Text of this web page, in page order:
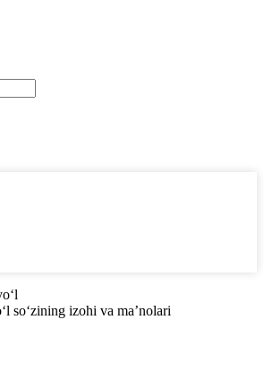
so‘zining izohi va ma’nolari